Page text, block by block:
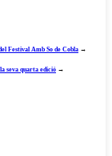
Festival Amb So de Cobla →
seva quarta edició →